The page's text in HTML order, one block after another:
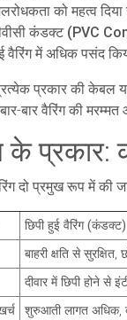
को महत्व दिया
कंडक्ट (PVC
वैरिंग में अधिक पसंद
प्रकार की केबल
बार वैरिंग की
के
दो प्रमुख रूप में की
छिपी हुई वैरिंग (कंडक्ट)
बाहरी क्षति से
दीवार में छिपी होने से
शुरुआती लागत अधिक,